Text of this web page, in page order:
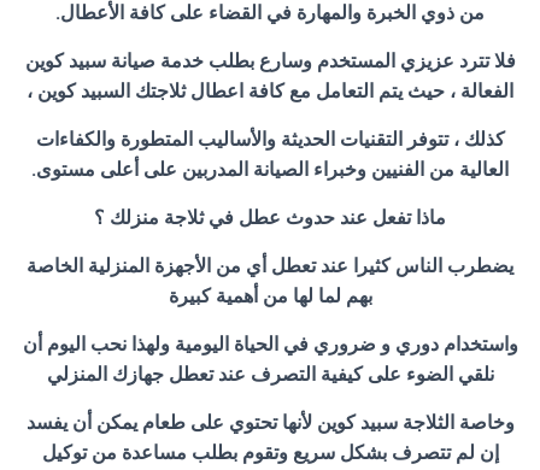
من ذوي الخبرة والمهارة في القضاء على كافة الأعطال.
فلا تترد عزيزي المستخدم وسارع بطلب خدمة صيانة سبيد كوين
الفعالة ، حيث يتم التعامل مع كافة اعطال ثلاجتك السبيد كوين ،
كذلك ، تتوفر التقنيات الحديثة والأساليب المتطورة والكفاءات
العالية من الفنيين وخبراء الصيانة المدربين على أعلى مستوى.
ماذا تفعل عند حدوث عطل في ثلاجة منزلك ؟
يضطرب الناس كثيرا عند تعطل أي من الأجهزة المنزلية الخاصة
بهم لما لها من أهمية كبيرة
واستخدام دوري و ضروري في الحياة اليومية ولهذا نحب اليوم أن
نلقي الضوء على كيفية التصرف عند تعطل جهازك المنزلي
وخاصة الثلاجة سبيد كوين لأنها تحتوي على طعام يمكن أن يفسد
إن لم تتصرف بشكل سريع وتقوم بطلب مساعدة من توكيل